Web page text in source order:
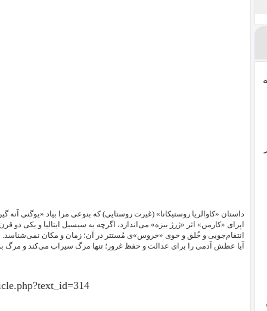
اپرای «کارمن» اثر «ژرژ بیزه» می‌اندازد، اگرچه به سیسیل ایتالیا و یکی
انتقام‌جویی و خُلق و خوی «خروس»ی مُستتر در آن؛ زمان و مکان نمی‌شناسد.
آیا عطش آدمی را برای عدالت و حفظ غرور؛ تنها مرگ سیراب می‌کند و مرگ